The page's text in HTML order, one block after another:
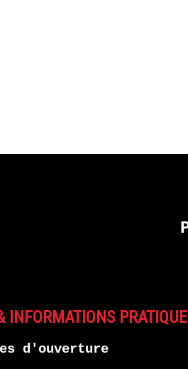
INFORMATIONS
d'ouverture